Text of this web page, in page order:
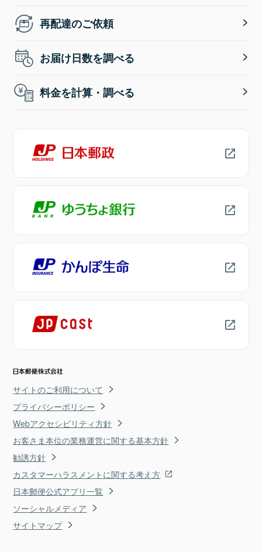
再配達のご依頼
お届け日数を調べる
料金を計算・調べる
サイトのご利用について
プライバシーポリシー
Webアクセシビリティ方針
お客さま本位の業務運営に関する基本方針
勧誘方針
カスタマーハラスメントに関する考え方
日本郵便公式アプリ一覧
ソーシャルメディア
サイトマップ